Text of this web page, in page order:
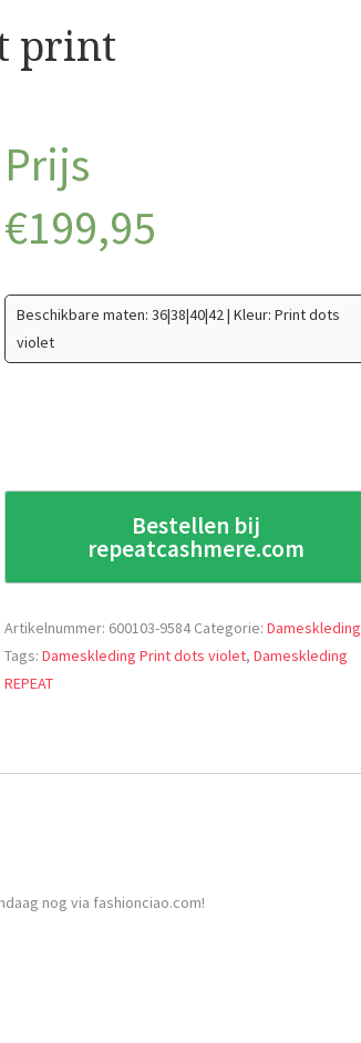
print
€199,95
Beschikbare maten: 36|38|40|42 | Kleur: Print dots
violet
Bestellen bij
repeatcashmere.com
Artikelnummer: 600103-9584Categorie:Dameskleding
Tags:Dameskleding Print dots violet,Dameskleding
REPEAT
nog via fashionciao.com!